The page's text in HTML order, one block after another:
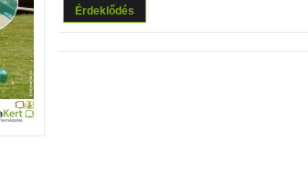
Érdeklődés